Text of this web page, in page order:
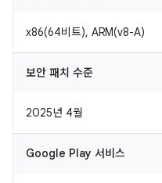
x86(64비트), ARM(v8-A)
보안 패치 수준
2025년 4월
Google Play 서비스